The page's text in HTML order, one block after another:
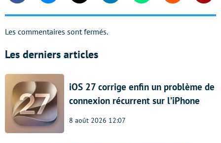
Les commentaires sont fermés.
Les derniers articles
iOS 27 corrige enfin un problème de
connexion récurrent sur l’iPhone
8 août 2026 12:07